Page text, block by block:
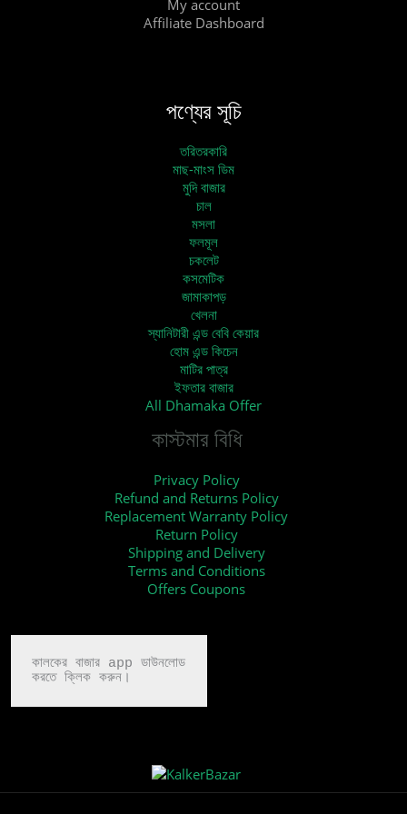
My account
Affiliate Dashboard
পণ্যের সূচি
তরিতরকারি
মাছ-মাংস ডিম
মুদি বাজার
চাল
মসলা
ফলমূল
চকলেট
কসমেটিক
জামাকাপড়
খেলনা
স্যানিটারী এন্ড বেবি কেয়ার
হোম এন্ড কিচেন
মাটির পাত্র
ইফতার বাজার
All Dhamaka Offer
কাস্টমার বিধি
Privacy Policy
Refund and Returns Policy
Replacement Warranty Policy
Return Policy
Shipping and Delivery
Terms and Conditions
Offers Coupons
কালকের বাজার app ডাউনলোড
করতে ক্লিক করুন।